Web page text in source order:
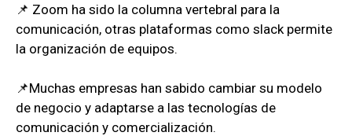
📌 Zoom ha sido la columna vertebral para la
comunicación, otras plataformas como slack permite
la organización de equipos.
📌Muchas empresas han sabido cambiar su modelo
de negocio y adaptarse a las tecnologías de
comunicación y comercialización.